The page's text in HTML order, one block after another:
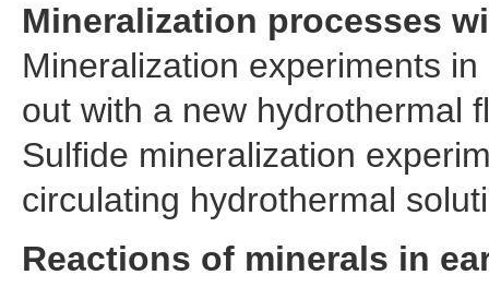
Mineralization processes
Mineralization experiments
out with a new hydrothermal
Sulfide mineralization
circulating hydrothermal
Reactions of minerals in